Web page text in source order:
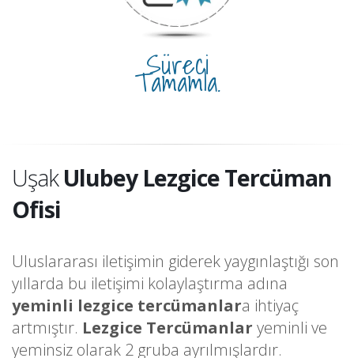
Süreci
Tamamla.
UşakUlubey Lezgice Tercüman
Ofisi
Uluslararası iletişimin giderek yaygınlaştığı son
yıllarda bu iletişimi kolaylaştırma adına
yeminli lezgice tercümanlara ihtiyaç
artmıştır. Lezgice Tercümanlar yeminli ve
yeminsiz olarak 2 gruba ayrılmışlardır.